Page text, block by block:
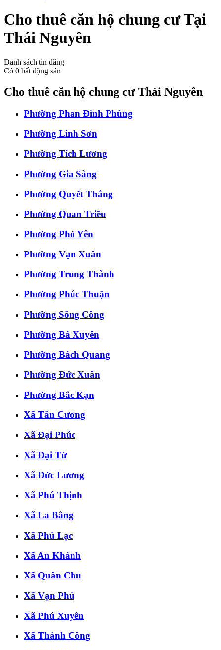
Cho thuê căn hộ chung cư Tại
Thái Nguyên
Danh sách tin đăng
Có 0 bất động sản
Cho thuê căn hộ chung cư Thái Nguyên
Phường Phan Đình Phùng
Phường Linh Sơn
Phường Tích Lương
Phường Gia Sàng
Phường Quyết Thắng
Phường Quan Triều
Phường Phổ Yên
Phường Vạn Xuân
Phường Trung Thành
Phường Phúc Thuận
Phường Sông Công
Phường Bá Xuyên
Phường Bách Quang
Phường Đức Xuân
Phường Bắc Kạn
Xã Tân Cương
Xã Đại Phúc
Xã Đại Từ
Xã Đức Lương
Xã Phú Thịnh
Xã La Bằng
Xã Phú Lạc
Xã An Khánh
Xã Quân Chu
Xã Vạn Phú
Xã Phú Xuyên
Xã Thành Công